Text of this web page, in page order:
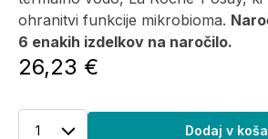
ohranitvi funkcije mikrobioma.
6 enakih izdelkov na naročilo.
26,23 €
1 Dodaj v